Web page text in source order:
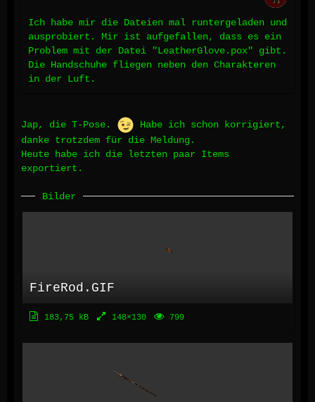
Ich habe mir die Dateien mal runtergeladen und
ausprobiert. Mir ist aufgefallen, dass es ein
Problem mit der Datei "LeatherGlove.pox" gibt.
Die Handschuhe fliegen neben den Charakteren
in der Luft.
Jap, die T-Pose.
Habe ich schon korrigiert,
danke trotzdem für die Meldung.
Heute habe ich die letzten paar Items
exportiert.
Bilder
FireRod.GIF
183,75 kB 148×130 799